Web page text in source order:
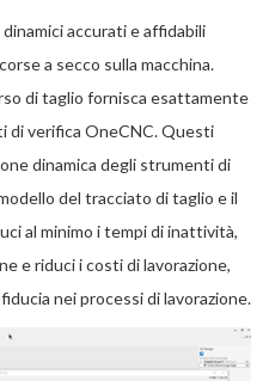
accurati e affidabili
a secco sulla macchina.
di taglio fornisca esattamente
di verifica OneCNC. Questi
dinamica degli strumenti di
del tracciato di taglio e il
al minimo i tempi di inattività,
e riduci i costi di lavorazione,
nei processi di lavorazione.